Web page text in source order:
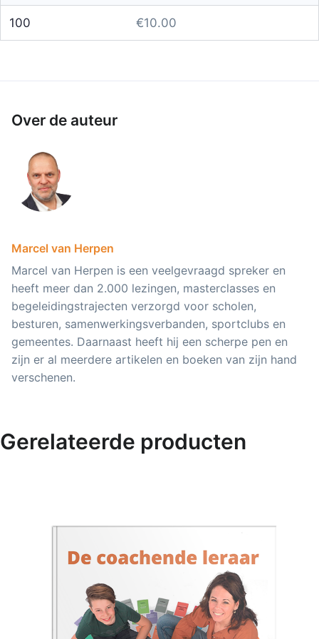
100 €10.00
Over de auteur
Marcel van Herpen
Marcel van Herpen is een veelgevraagd spreker en
heeft meer dan 2.000 lezingen, masterclasses en
begeleidingstrajecten verzorgd voor scholen,
besturen, samenwerkingsverbanden, sportclubs en
gemeentes. Daarnaast heeft hij een scherpe pen en
zijn er al meerdere artikelen en boeken van zijn hand
verschenen.
Gerelateerde producten